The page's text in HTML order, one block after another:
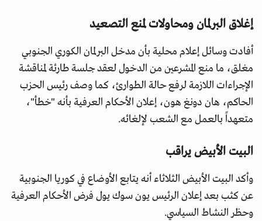
إغلاق البرلمان ومحاولات لمنع التصعيد
أفادت وسائل إعلام محلية بأن مدخل البرلمان الكوري الجنوبي
مغلق، ما منع المشرعين من الدخول لعقد جلسة طارئة لمناقشة
الإجراءات اللازمة لرفع حالة الطوارئ، كما وصف رئيس الحزب
الحاكم، هان دونغ هون، إعلان الأحكام العرفية بأنه "خطأ"،
متعهداً بالعمل مع الشعب لإلغائه.
البيت الأبيض يراقب
وأكد البيت الأبيض الثلاثاء أنه يتابع الأوضاع في كوريا الجنوبية
عن كثب بعد إعلان الرئيس يون سوك يول فرض الأحكام العرفية
وحظر النشاط السياسي.